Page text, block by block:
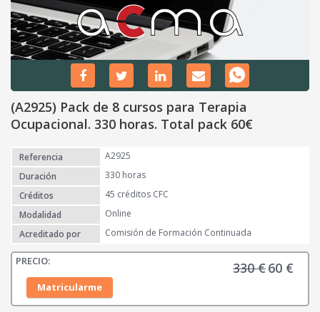
(A2925) Pack de 8 cursos para Terapia
Ocupacional. 330 horas. Total pack 60€
Referencia
A2925
Duración
330 horas
Créditos
45 créditos CFC
Modalidad
Online
Acreditado por
Comisión de Formación Continuada
330€ E
60 €
Matricularme